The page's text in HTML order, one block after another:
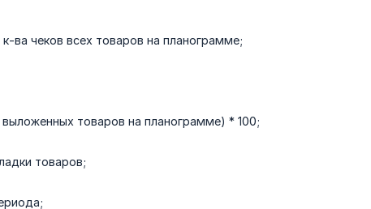
ва чеков всех товаров на планограмме;
товаров на планограмме) * 100;
товаров;